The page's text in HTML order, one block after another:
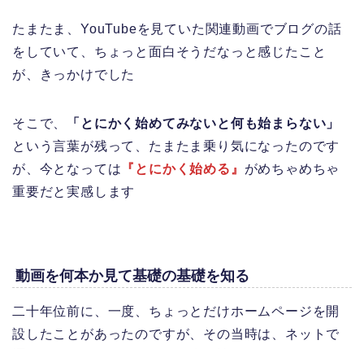
たまたま、YouTubeを見ていた関連動画でブログの話
をしていて、ちょっと面白そうだなっと感じたこと
が、きっかけでした
そこで、
「とにかく始めてみないと何も始まらない」
という言葉が残って、たまたま乗り気になったのです
が、今となっては 『とにかく始める』 がめちゃめちゃ
重要だと実感します
動画を何本か見て基礎の基礎を知る
二十年位前に、一度、ちょっとだけホームページを開
設したことがあったのですが、その当時は、ネットで